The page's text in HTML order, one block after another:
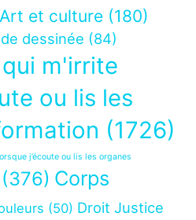
Art et culture (180)
dessinée (84)
m'irrite
ou lis les
(1726)
j’écoute ou lis les organes
(376) Corps
(50) Droit Justice